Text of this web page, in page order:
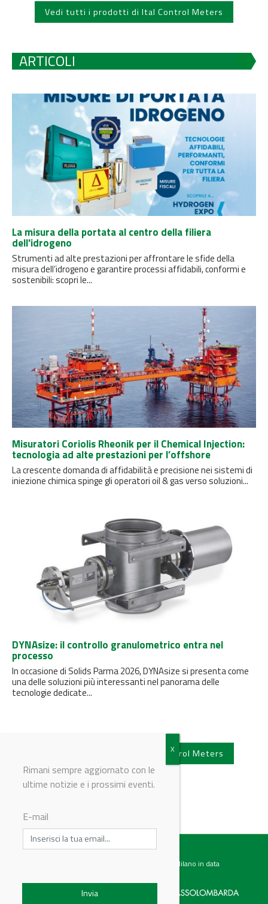
Vedi tutti i prodotti di Ital Control Meters
ARTICOLI
La misura della portata al centro della filiera
dell'idrogeno
Strumenti ad alte prestazioni per affrontare le sfide della
misura dell’idrogeno e garantire processi affidabili, conformi e
sostenibili: scopri le...
Misuratori Coriolis Rheonik per il Chemical Injection:
tecnologia ad alte prestazioni per l’offshore
La crescente domanda di affidabilità e precisione nei sistemi di
iniezione chimica spinge gli operatori oil & gas verso soluzioni...
DYNAsize: il controllo granulometrico entra nel
processo
In occasione di Solids Parma 2026, DYNAsize si presenta come
una delle soluzioni più interessanti nel panorama delle
tecnologie dedicate...
Vedi tutti gli articoli di Ital Control Meters
Testata giornalistica registrata presso il Tribunale di Milano in data
Rimani sempre aggiornato con le
ultime notizie e i prossimi eventi.
E-mail